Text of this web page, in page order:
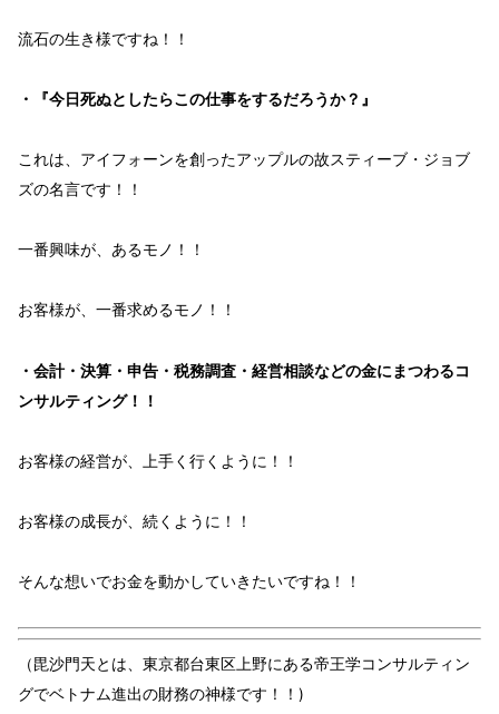
流石の生き様ですね！！
・『今日死ぬとしたらこの仕事をするだろうか？』
これは、 アイフォーンを創ったアップルの故スティーブ・ジョブ
ズの名言です！！
一番興味が、あるモノ！！
お客様が、一番求めるモノ！！
・会計・決算・申告・税務調査・経営相談などの金にまつわるコ
ンサルティング！！
お客様の経営が、上手く行く ように！！
お客様の成長が、続く ように！！
そんな想いでお金を動かしていきたいですね！！
（毘沙門天とは、東京都台東区上野にある帝王学コンサルティン
グでベトナム進出の財務の神様です！！)